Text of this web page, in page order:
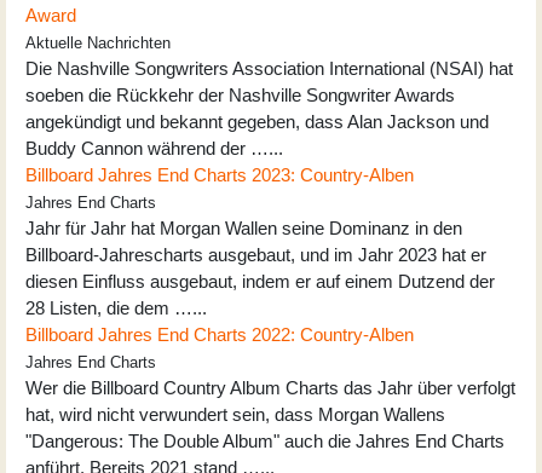
Award
Aktuelle Nachrichten
Die Nashville Songwriters Association International (NSAI) hat
soeben die Rückkehr der Nashville Songwriter Awards
angekündigt und bekannt gegeben, dass Alan Jackson und
Buddy Cannon während der …...
Billboard Jahres End Charts 2023: Country-Alben
Jahres End Charts
Jahr für Jahr hat Morgan Wallen seine Dominanz in den
Billboard-Jahrescharts ausgebaut, und im Jahr 2023 hat er
diesen Einfluss ausgebaut, indem er auf einem Dutzend der
28 Listen, die dem …...
Billboard Jahres End Charts 2022: Country-Alben
Jahres End Charts
Wer die Billboard Country Album Charts das Jahr über verfolgt
hat, wird nicht verwundert sein, dass Morgan Wallens
"Dangerous: The Double Album" auch die Jahres End Charts
anführt. Bereits 2021 stand …...